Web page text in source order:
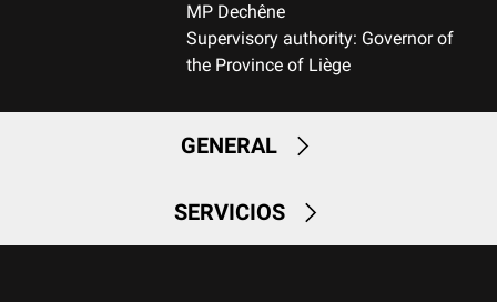
MP Dechêne
Supervisory authority: Governor of
the Province of Liège
GENERAL
SERVICIOS